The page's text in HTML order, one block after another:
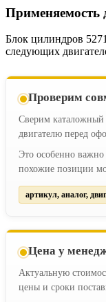
Применяемость
Блок цилиндров
следующих
Проверим
Сверим каталожный
двигателю перед
Это особенно важно
похожие позиции
артикул, аналог,
Цена у
Актуальную
цены и сроки